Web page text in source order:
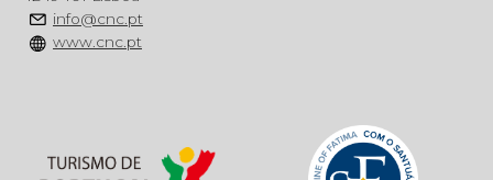
info@cnc.pt
www.cnc.pt